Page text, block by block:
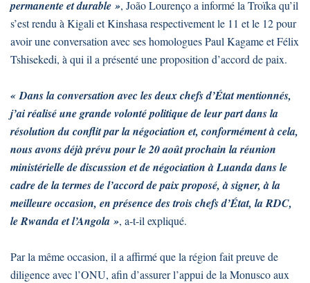
permanente et durable », João Lourenço a informé la Troïka qu’il
s’est rendu à Kigali et Kinshasa respectivement le 11 et le 12 pour
avoir une conversation avec ses homologues Paul Kagame et Félix
Tshisekedi, à qui il a présenté une proposition d’accord de paix.
« Dans la conversation avec les deux chefs d’État mentionnés,
j’ai réalisé une grande volonté politique de leur part dans la
résolution du conflit par la négociation et, conformément à cela,
nous avons déjà prévu pour le 20 août prochain la réunion
ministérielle de discussion et de négociation à Luanda dans le
cadre de la termes de l’accord de paix proposé, à signer, à la
meilleure occasion, en présence des trois chefs d’État, la RDC,
le Rwanda et l’Angola », a-t-il expliqué.
Par la même occasion, il a affirmé que la région fait preuve de
diligence avec l’ONU, afin d’assurer l’appui de la Monusco aux